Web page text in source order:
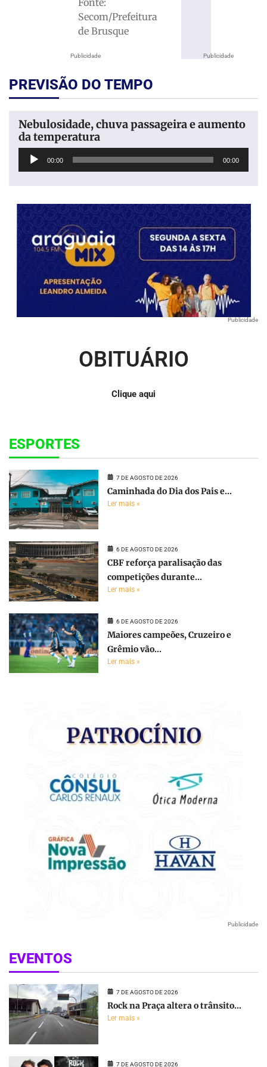
Publicidade
Fonte:
Secom/Prefeitura
de Brusque
Publicidade
PREVISÃO DO TEMPO
Nebulosidade, chuva passageira e aumento
da temperatura
Tocador
00:00 00:00
Publicidade
OBITUÁRIO
Clique aqui
ESPORTES
7 DE AGOSTO DE 2026
Caminhada do Dia dos Pais e...
Ler mais »
6 DE AGOSTO DE 2026
CBF reforça paralisação das
competições durante...
Ler mais »
6 DE AGOSTO DE 2026
Maiores campeões, Cruzeiro e
Grêmio vão...
Ler mais »
Publicidade
EVENTOS
7 DE AGOSTO DE 2026
Rock na Praça altera o trânsito...
Ler mais »
7 DE AGOSTO DE 2026